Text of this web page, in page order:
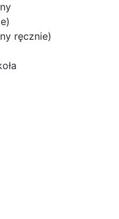
ręcznie)